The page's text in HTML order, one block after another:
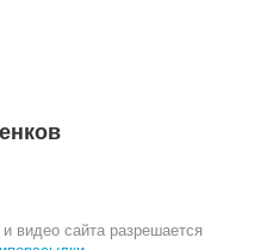
видео сайта разрешается